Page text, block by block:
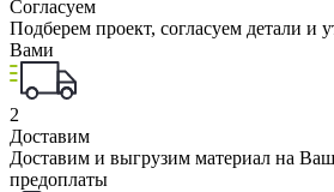
Согласуем
Подберем проект, согласуем детали и
Вами
2
Доставим
Доставим и выгрузим материал на Ваш
предоплаты